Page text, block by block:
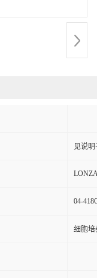
见说明
04-
细胞培